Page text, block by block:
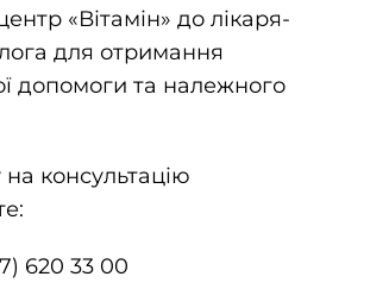
«Вітамін» до лікаря-
для отримання
допомоги та належного
консультацію
620 33 00